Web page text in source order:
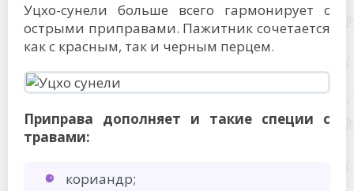
Уцхо-сунели больше всего гармонирует с
острыми приправами. Пажитник сочетается
как с красным, так и черным перцем.
Приправа дополняет и такие специи с
травами:
кориандр;